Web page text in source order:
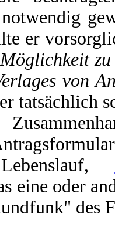
er
von
tatsächlich
eine oder
des